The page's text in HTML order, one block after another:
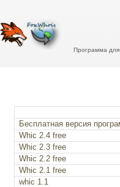
Программа
Бесплатная версия
Whic 2.4 free
Whic 2.3 free
Whic 2.2 free
Whic 2.1 free
whic 1.1